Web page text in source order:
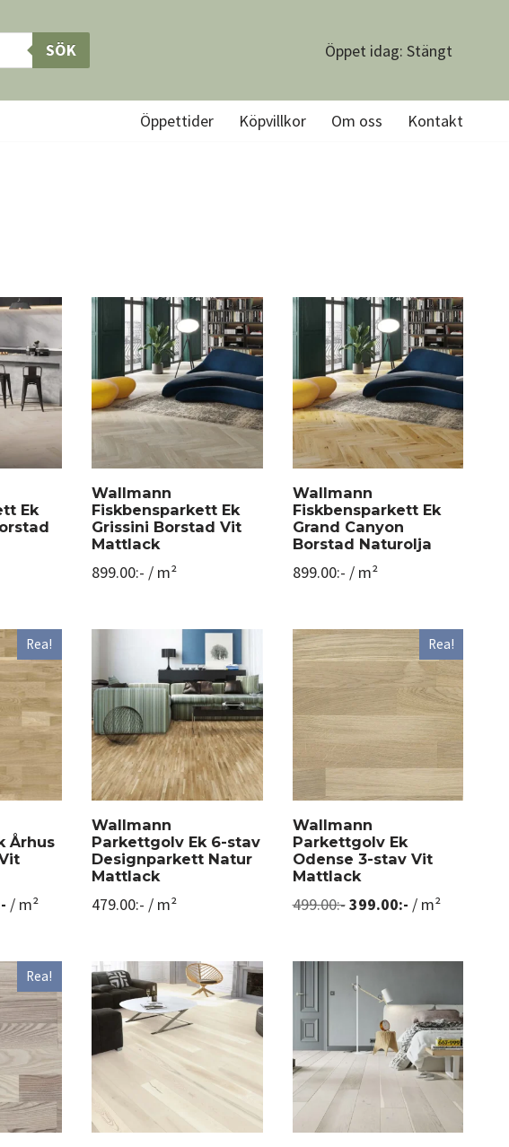
SÖK Öppet idag: Stängt
Öppettider Köpvillkor Om oss Kontakt
Ek
Wallmann
Fiskbensparkett Ek
Grissini Borstad Vit
Mattlack
899.00:- / m²
Wallmann
Fiskbensparkett Ek
Grand Canyon
Borstad Naturolja
899.00:- / m²
Rea!
Århus
/ m²
Wallmann
Parkettgolv Ek 6-stav
Designparkett Natur
Mattlack
479.00:- / m²
Rea!
Wallmann
Parkettgolv Ek
Odense 3-stav Vit
Mattlack
499.00:-399.00:- / m²
Rea!